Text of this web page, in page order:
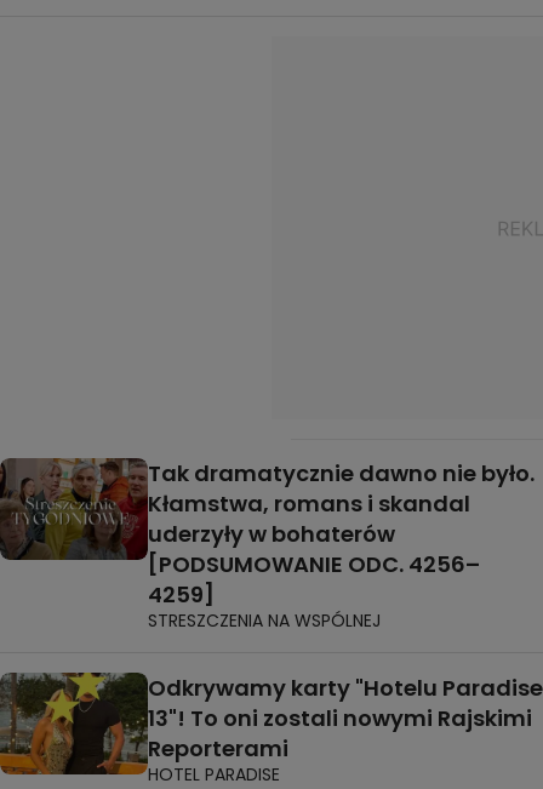
Tak dramatycznie dawno nie było.
Kłamstwa, romans i skandal
uderzyły w bohaterów
[PODSUMOWANIE ODC. 4256–
4259]
STRESZCZENIA NA WSPÓLNEJ
Odkrywamy karty "Hotelu Paradise
13"! To oni zostali nowymi Rajskimi
Reporterami
HOTEL PARADISE